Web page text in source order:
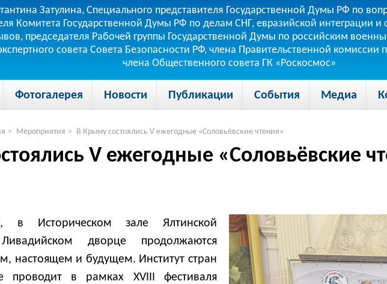
Затулина, Специального представителя Государственной Думы РФ по
Комитета Государственной Думы РФ по делам СНГ, евразийской интеграции и
председателя Рабочей группы Государственной Думы по российским
совета Совета Безопасности РФ, члена Правительственной
члена Общественного совета ГК «Роскосмос»
Фотогалерея Новости Публикации События Медиа
> Мероприятия > В Крыму состоялись V ежегодные «Соловьёвские чтения»
V ежегодные «Соловьёвские
в Историческом зале Ялтинской
дворце продолжаются
настоящем и будущем. Институт стран
проводит в рамках XVIII фестиваля